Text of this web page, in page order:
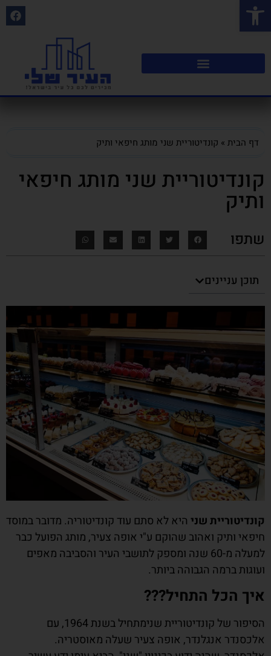
פתח סרגל נגישות
דף הבית » קונדיטוריית שני מותג חיפאי ותיק
קונדיטוריית שני מותג חיפאי
ותיק
שתפו
תוכן עניינים
קונדיטוריית שני היא לא סתם עוד קונדיטוריה. מדובר במוסד
חיפאי ותיק ואהוב שהוקם ע"י אופה צעיר, מותג הפועל כבר
למעלה מ-60 שנה ומספק לתושבי העיר והסביבה מאפים
ועוגות ברמה הגבוהה ביותר.
איך הכל התחיל???
הסיפור של קונדיטוריית שנימתחיל בשנת 1964, עם
אלכסנדר אנגלנדר, אופה צעיר שעלה מאוסטריה.